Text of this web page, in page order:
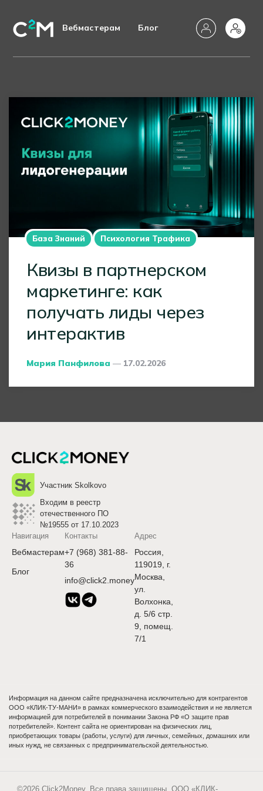
Вебмастерам Блог
База Знаний Психология Трафика
Квизы в партнерском
маркетинге: как
получать лиды через
интерактив
Posted
Мария Панфилова 17.02.2026
Участник Skolkovo
Входим в реестр
отечественного ПО
№19555 от 17.10.2023
Навигация
Вебмастерам
Блог
Контакты
+7 (968) 381-88-
36
info@click2.money
Адрес
Россия,
119019, г.
Москва,
ул.
Волхонка,
д. 5/6 стр.
9, помещ.
7/1
Информация на данном сайте предназначена исключительно для контрагентов
ООО «КЛИК-ТУ-МАНИ» в рамках коммерческого взаимодействия и не является
информацией для потребителей в понимании Закона РФ «О защите прав
потребителей». Контент сайта не ориентирован на физических лиц,
приобретающих товары (работы, услуги) для личных, семейных, домашних или
иных нужд, не связанных с предпринимательской деятельностью.
©2026 Click2Money. Все права защищены. ООО «КЛИК-